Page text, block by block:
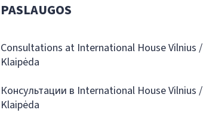
PASLAUGOS
Consultations at International House Vilnius /
Klaipėda
Консультации в International House Vilnius /
Klaipėda